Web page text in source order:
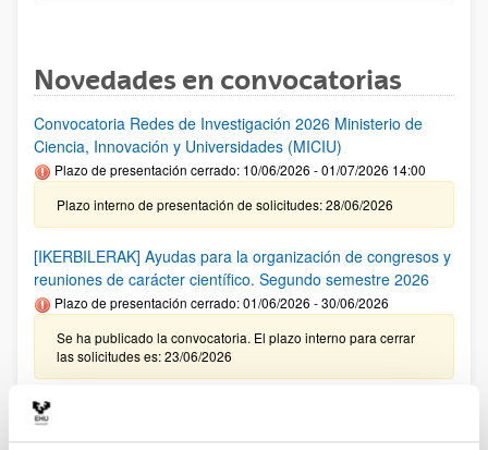
Novedades en convocatorias
Convocatoria Redes de Investigación 2026 Ministerio de
Ciencia, Innovación y Universidades (MICIU)
Plazo de presentación cerrado: 10/06/2026 - 01/07/2026 14:00
Plazo interno de presentación de solicitudes: 28/06/2026
[IKERBILERAK] Ayudas para la organización de congresos y
reuniones de carácter científico. Segundo semestre 2026
Plazo de presentación cerrado: 01/06/2026 - 30/06/2026
Se ha publicado la convocatoria. El plazo interno para cerrar
las solicitudes es: 23/06/2026
Ayudas del Programa Red Guipuzcoana de Ciencia,
Tecnología e Innovación 2026 (Zientzia Erein)